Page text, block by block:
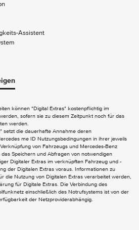
Assistent
Plus
für Navigation
und hinten
für digitale Dienste
können "Digital Extras" kostenpflichtig im
sofern sie zu diesem Zeitpunkt noch für das
werden.
setzt die dauerhafte Annahme deren
me ID Nutzungsbedingungen in ihrer jeweils
von Fahrzeugs und Mercedes-Benz
Speichern und Abfragen von notwendigen
Digitaler Extras im verknüpften Fahrzeug und -
der Digitalen Extras voraus. Informationen zu
die Nutzung von Digitalen Extras verarbeitet werden,
für Digitale Extras. Die Verbindung des
einschließlich des Notrufsystems ist von der
der Netzproviderabhängig.